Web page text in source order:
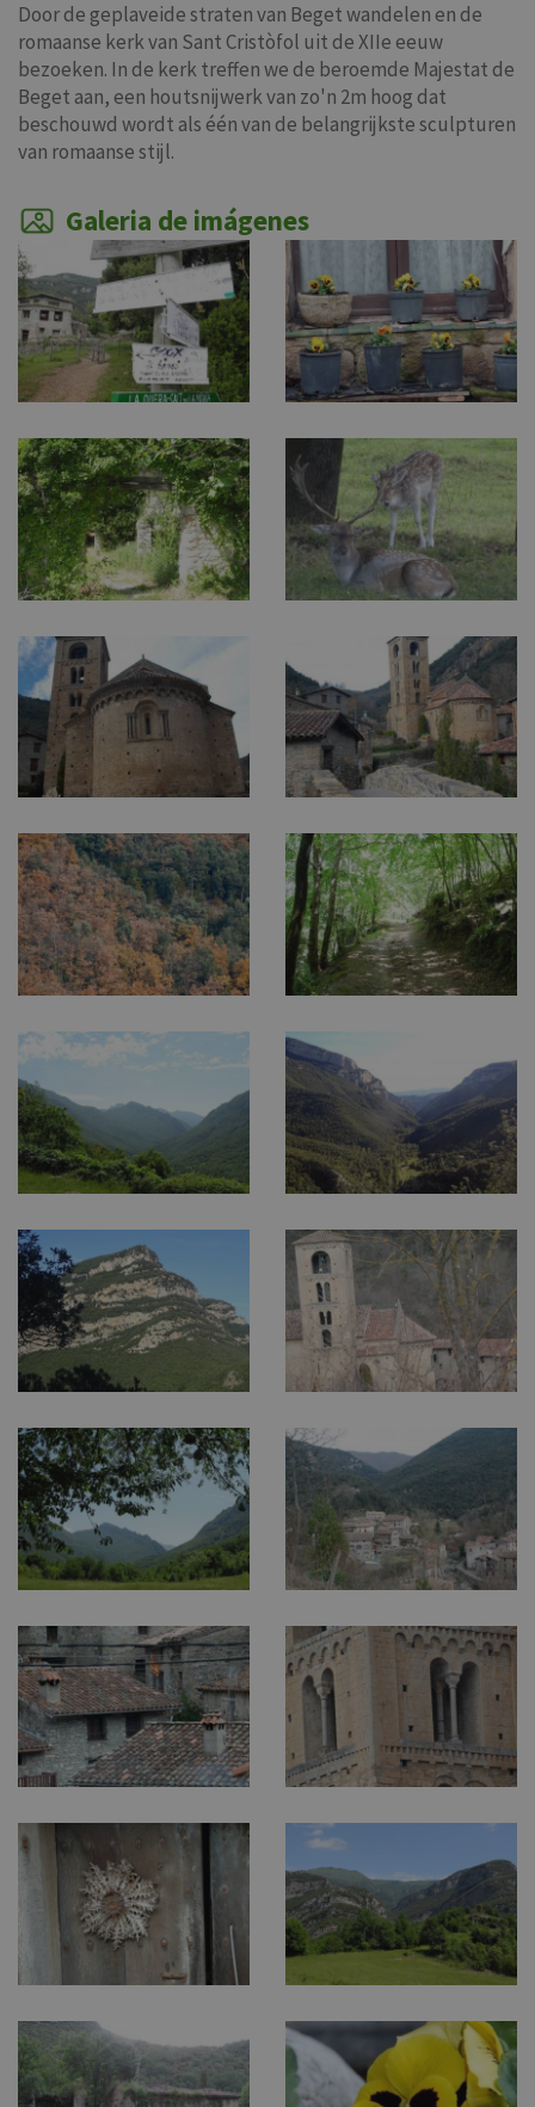
Door de geplaveide straten van Beget wandelen en de
romaanse kerk van Sant Cristòfol uit de XIIe eeuw
bezoeken. In de kerk treffen we de beroemde Majestat de
Beget aan, een houtsnijwerk van zo'n 2m hoog dat
beschouwd wordt als één van de belangrijkste sculpturen
van romaanse stijl.
Galeria de imágenes